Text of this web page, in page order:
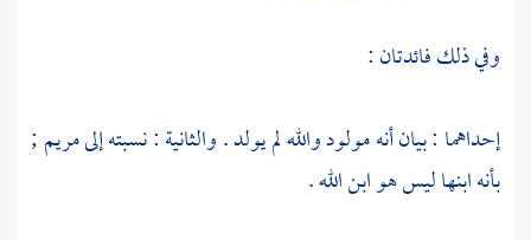
وفي ذلك فائدتان :
إحداهما : بيان أنه مولود والله لم يولد . والثانية : نسبته إلىمريم;
بأنه ابنها ليس هو ابن الله .